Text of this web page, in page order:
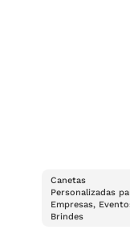
Canetas
Personalizadas
Empresas,
Brindes